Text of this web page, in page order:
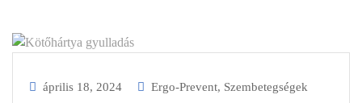
április 18, 2024 Ergo-Prevent, Szembetegségek